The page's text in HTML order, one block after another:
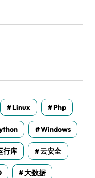
Linux Php
Windows
行库 云安全
大数据